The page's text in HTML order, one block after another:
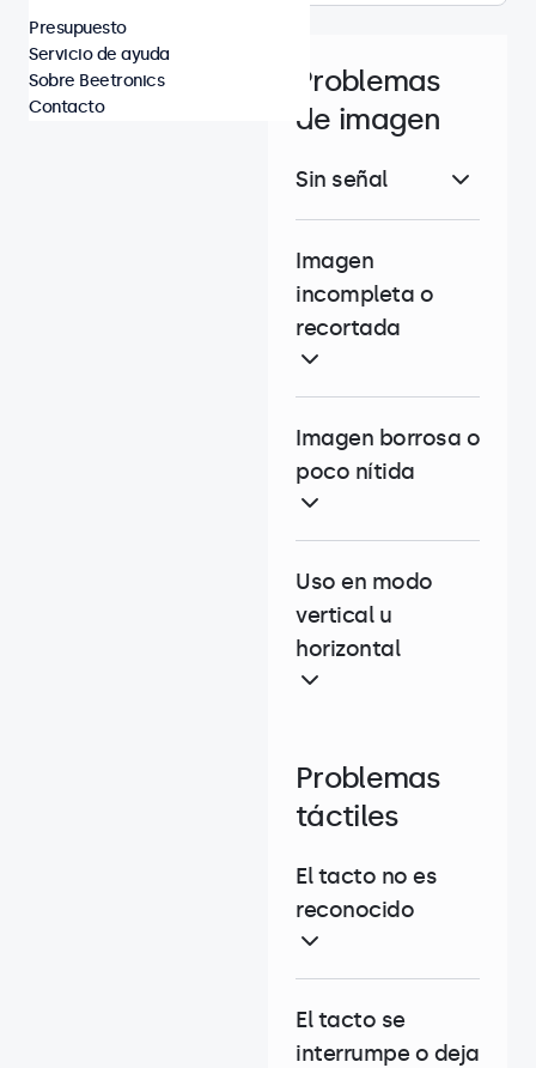
Problemas
de imagen
Sin señal
Imagen
incompleta o
recortada
Imagen borrosa o
poco nítida
Uso en modo
vertical u
horizontal
Problemas
táctiles
El tacto no es
reconocido
El tacto se
interrumpe o deja
Presupuesto
Servicio de ayuda
Sobre Beetronics
Contacto